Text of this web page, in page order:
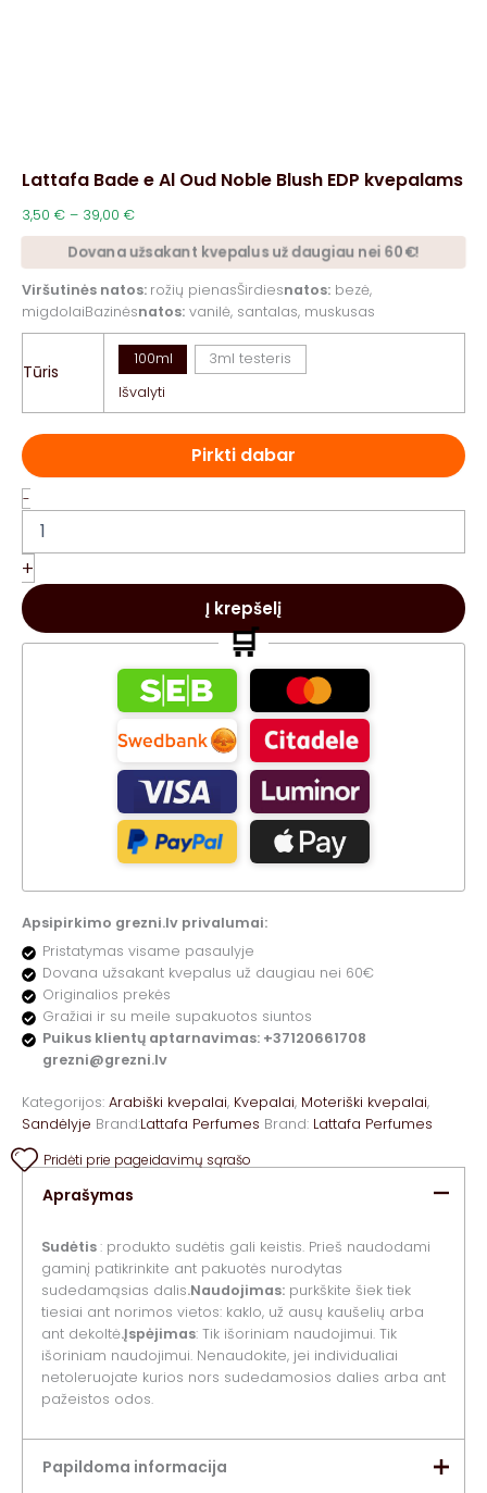
Lattafa Bade e Al Oud Noble Blush EDP kvepalams
3,50 € – 39,00 €Price
range:
3,50 €
39,00 €
Dovana užsakant kvepalus už daugiau nei 60€!
Viršutinės natos: rožių pienasŠirdiesnatos: bezė,
migdolaiBazinėsnatos: vanilė, santalas, muskusas
Tūris
100ml
3ml testeris
Išvalyti
Pirkti dabar
-
kiekis:
Lattafa
Bade
e
Oud
Noble
+
Į krepšelį
🛒
Apsipirkimo grezni.lv privalumai:
Pristatymas visame pasaulyje
Dovana užsakant kvepalus už daugiau nei 60€
Originalios prekės
Gražiai ir su meile supakuotos siuntos
Puikus klientų aptarnavimas: +37120661708
grezni@grezni.lv
Kategorijos: Arabiški kvepalai, Kvepalai, Moteriški kvepalai,
Sandėlyje Brand:Lattafa Perfumes Brand: Lattafa Perfumes
Pridėti prie pageidavimų sąrašo
Aprašymas
Sudėtis: produkto sudėtis gali keistis. Prieš naudodami
gaminį patikrinkite ant pakuotės nurodytas
sudedamąsias dalis.Naudojimas:purkškite šiek tiek
tiesiai ant norimos vietos: kaklo, už ausų kaušelių arba
ant dekoltė.Įspėjimas: Tik išoriniam naudojimui. Tik
išoriniam naudojimui. Nenaudokite, jei individualiai
netoleruojate kurios nors sudedamosios dalies arba ant
pažeistos odos.
Papildoma informacija